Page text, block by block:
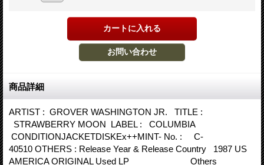
商品詳細
ARTIST : GROVER WASHINGTON JR. TITLE :
STRAWBERRY MOON LABEL : COLUMBIA
CONDITIONJACKETDISKEx++MINT- No. : C-
40510 OTHERS : Release Year & Release Country 1987 US
AMERICA ORIGINAL Used LP Others